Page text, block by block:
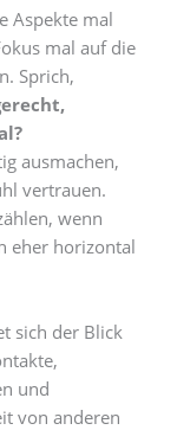
Aspekte mal
mal auf die
Sprich,
ausmachen,
vertrauen.
wenn
eher horizontal
sich der Blick
und
von anderen